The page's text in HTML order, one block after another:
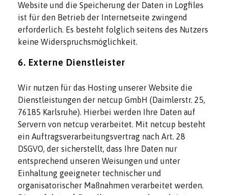
Website und die Speicherung der Daten in Logfiles
ist für den Betrieb der Internetseite zwingend
erforderlich. Es besteht folglich seitens des Nutzers
keine Widerspruchsmöglichkeit.
6. Externe Dienstleister
Wir nutzen für das Hosting unserer Website die
Dienstleistungen der netcup GmbH (Daimlerstr. 25,
76185 Karlsruhe). Hierbei werden Ihre Daten auf
Servern von netcup verarbeitet. Mit netcup besteht
ein Auftragsverarbeitungsvertrag nach Art. 28
DSGVO, der sicherstellt, dass Ihre Daten nur
entsprechend unseren Weisungen und unter
Einhaltung geeigneter technischer und
organisatorischer Maßnahmen verarbeitet werden.